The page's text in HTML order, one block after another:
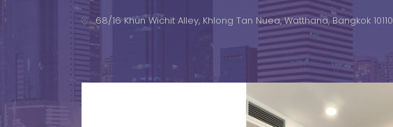
68/16 Khun Wichit Alley, Khlong Tan Nuea, Watthana, Bangkok 10110